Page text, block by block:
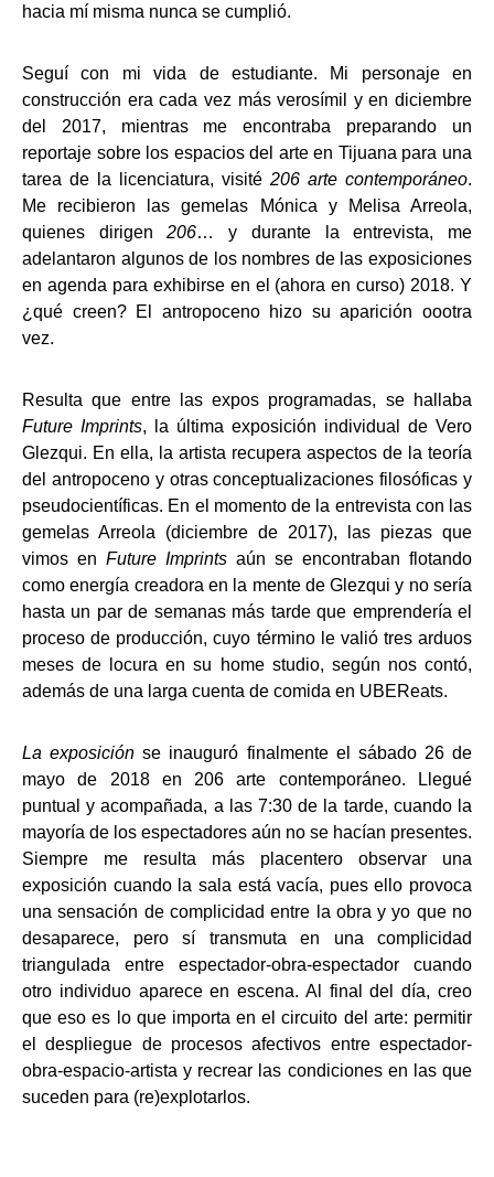
hacia mí misma nunca se cumplió.
Seguí con mi vida de estudiante. Mi personaje en
construcción era cada vez más verosímil y en diciembre
del 2017, mientras me encontraba preparando un
reportaje sobre los espacios del arte en Tijuana para una
tarea de la licenciatura, visité 206 arte contemporáneo.
Me recibieron las gemelas Mónica y Melisa Arreola,
quienes dirigen206… y durante la entrevista, me
adelantaron algunos de los nombres de las exposiciones
en agenda para exhibirse en el (ahora en curso) 2018. Y
¿qué creen? El antropoceno hizo su aparición oootra
vez.
Resulta que entre las expos programadas, se hallaba
Future Imprints, la última exposición individual de Vero
Glezqui. En ella, la artista recupera aspectos de la teoría
del antropoceno y otras conceptualizaciones filosóficas y
pseudocientíficas. En el momento de la entrevista con las
gemelas Arreola (diciembre de 2017), las piezas que
vimos en Future Imprints aún se encontraban flotando
como energía creadora en la mente de Glezqui y no sería
hasta un par de semanas más tarde que emprendería el
proceso de producción, cuyo término le valió tres arduos
meses de locura en su home studio, según nos contó,
además de una larga cuenta de comida en UBEReats.
La exposición se inauguró finalmente el sábado 26 de
mayo de 2018 en 206 arte contemporáneo. Llegué
puntual y acompañada, a las 7:30 de la tarde, cuando la
mayoría de los espectadores aún no se hacían presentes.
Siempre me resulta más placentero observar una
exposición cuando la sala está vacía, pues ello provoca
una sensación de complicidad entre la obra y yo que no
desaparece, pero sí transmuta en una complicidad
triangulada entre espectador-obra-espectador cuando
otro individuo aparece en escena. Al final del día, creo
que eso es lo que importa en el circuito del arte: permitir
el despliegue de procesos afectivos entre espectador-
obra-espacio-artista y recrear las condiciones en las que
suceden para (re)explotarlos.